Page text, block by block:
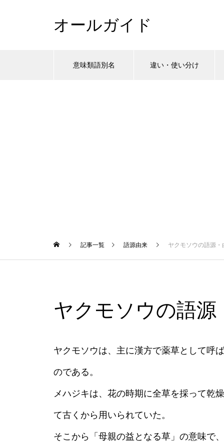
オールガイド
意味類語別名 違い・使い分け
記事一覧 語源由来 ヤクモソウの語源・
ヤクモソウの語源
ヤクモソウは、主に漢方で薬草として呼
のである。
メハジキは、花の時期に全草を採って乾
て古くから用いられていた。
そこから「母親の益となる草」の意味で